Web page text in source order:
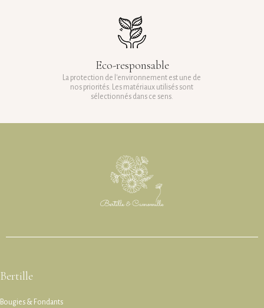
Eco-responsable
La protection de l'environnement est une de
nos priorités. Les matériaux utilisés sont
sélectionnés dans ce sens.
Bertille
Bougies & Fondants